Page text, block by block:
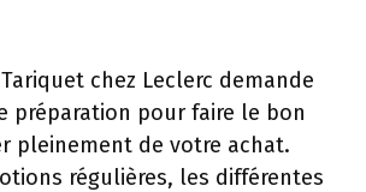
chez Leclerc demande
préparation pour faire le bon
pleinement de votre achat.
régulières, les différentes